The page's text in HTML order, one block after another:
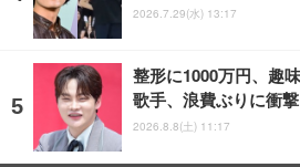
2026.7.29(水) 13:17
整形に1000万円、趣
歌手、浪費ぶりに衝
2026.8.8(土) 11:17